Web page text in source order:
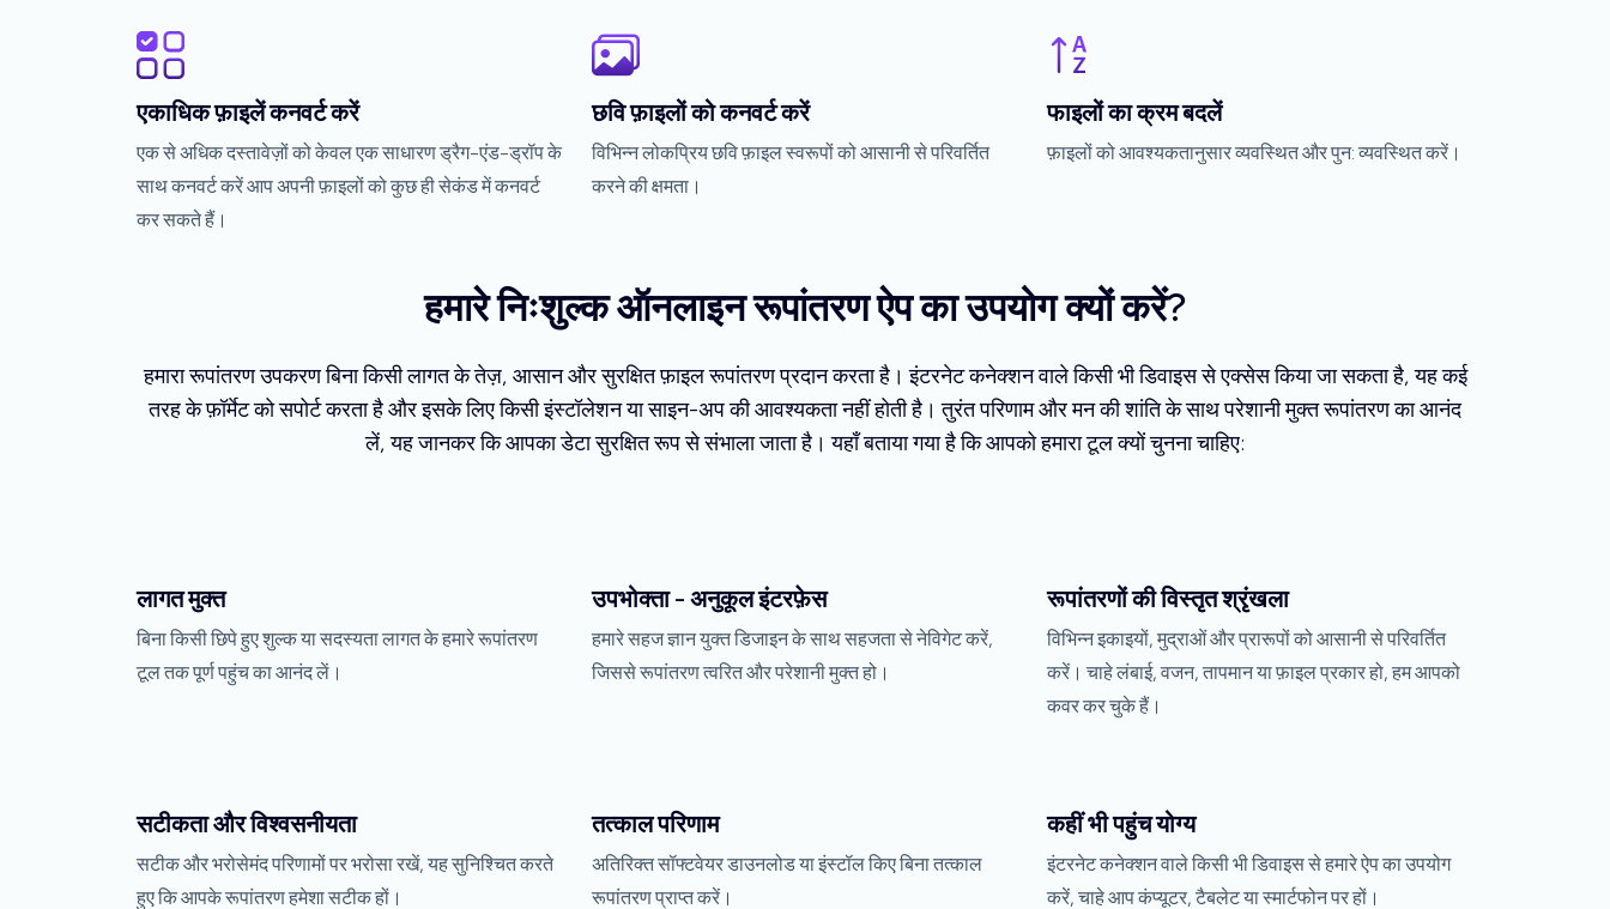
एकाधिक फ़ाइलें कनवर्ट करें
एक से अधिक दस्तावेज़ों को केवल एक साधारण ड्रैग-एंड-ड्रॉप के
साथ कनवर्ट करें आप अपनी फ़ाइलों को कुछ ही सेकंड में कनवर्ट
कर सकते हैं।
छवि फ़ाइलों को कनवर्ट करें
विभिन्न लोकप्रिय छवि फ़ाइल स्वरूपों को आसानी से परिवर्तित
करने की क्षमता।
फाइलों का क्रम बदलें
फ़ाइलों को आवश्यकतानुसार व्यवस्थित और पुन: व्यवस्थित करें।
हमारे निःशुल्क ऑनलाइन रूपांतरण ऐप का उपयोग क्यों करें?
हमारा रूपांतरण उपकरण बिना किसी लागत के तेज़, आसान और सुरक्षित फ़ाइल रूपांतरण प्रदान करता है। इंटरनेट कनेक्शन वाले किसी भी डिवाइस से एक्सेस किया जा सकता है, यह कई
तरह के फ़ॉर्मेट को सपोर्ट करता है और इसके लिए किसी इंस्टॉलेशन या साइन-अप की आवश्यकता नहीं होती है। तुरंत परिणाम और मन की शांति के साथ परेशानी मुक्त रूपांतरण का आनंद
लें, यह जानकर कि आपका डेटा सुरक्षित रूप से संभाला जाता है। यहाँ बताया गया है कि आपको हमारा टूल क्यों चुनना चाहिए:
लागत मुक्त
बिना किसी छिपे हुए शुल्क या सदस्यता लागत के हमारे रूपांतरण
टूल तक पूर्ण पहुंच का आनंद लें।
उपभोक्ता - अनुकूल इंटरफ़ेस
हमारे सहज ज्ञान युक्त डिजाइन के साथ सहजता से नेविगेट करें,
जिससे रूपांतरण त्वरित और परेशानी मुक्त हो।
रूपांतरणों की विस्तृत श्रृंखला
विभिन्न इकाइयों, मुद्राओं और प्रारूपों को आसानी से परिवर्तित
करें। चाहे लंबाई, वजन, तापमान या फ़ाइल प्रकार हो, हम आपको
कवर कर चुके हैं।
सटीकता और विश्वसनीयता
सटीक और भरोसेमंद परिणामों पर भरोसा रखें, यह सुनिश्चित करते
हुए कि आपके रूपांतरण हमेशा सटीक हों।
तत्काल परिणाम
अतिरिक्त सॉफ्टवेयर डाउनलोड या इंस्टॉल किए बिना तत्काल
रूपांतरण प्राप्त करें।
कहीं भी पहुंच योग्य
इंटरनेट कनेक्शन वाले किसी भी डिवाइस से हमारे ऐप का उपयोग
करें, चाहे आप कंप्यूटर, टैबलेट या स्मार्टफोन पर हों।